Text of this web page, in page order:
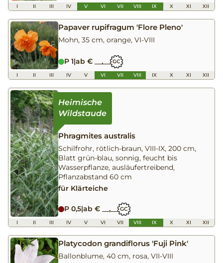
I II III IV V VI VII VIII IX X XI XII
Papaver rupifragum 'Flore Pleno'
Mohn, 35 cm, orange, VI-VIII
P 1|ab € __,__ GC
I II III IV V VI VII VIII IX X XI XII
Phragmites australis
Schilfrohr, rötlich-braun, VIII-IX, 200 cm,
Blatt grün-blau, sonnig, feucht bis
Wasserpflanze, ausläufertreibend,
Pflanzabstand 60 cm
für Klärteiche
P 0,5|ab € __,__ GC
I II III IV V VI VII VIII IX X XI XII
Platycodon grandiflorus 'Fuji Pink'
Ballonblume, 40 cm, rosa, VII-VIII